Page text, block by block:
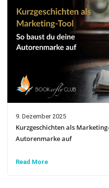
9. Dezember 2025
Kurzgeschichten als
Autorenmarke auf
Read More